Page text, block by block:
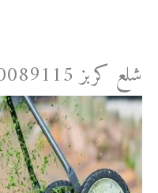
المحتوىشلع كربز 60089115